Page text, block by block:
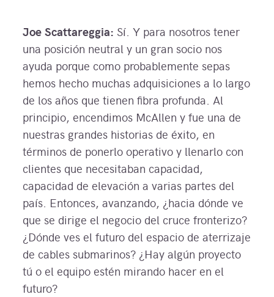
Joe Scattareggia: Sí. Y para nosotros tener
una posición neutral y un gran socio nos
ayuda porque como probablemente sepas
hemos hecho muchas adquisiciones a lo largo
de los años que tienen fibra profunda. Al
principio, encendimos McAllen y fue una de
nuestras grandes historias de éxito, en
términos de ponerlo operativo y llenarlo con
clientes que necesitaban capacidad,
capacidad de elevación a varias partes del
país. Entonces, avanzando, ¿hacia dónde ve
que se dirige el negocio del cruce fronterizo?
¿Dónde ves el futuro del espacio de aterrizaje
de cables submarinos? ¿Hay algún proyecto
tú o el equipo estén mirando hacer en el
futuro?